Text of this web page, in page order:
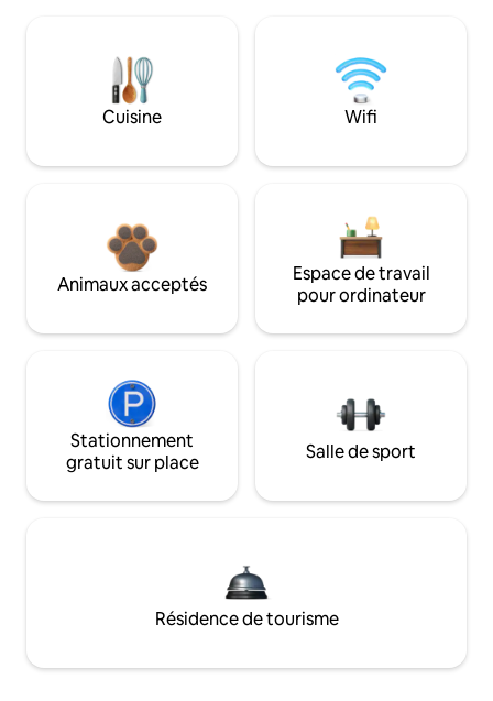
Cuisine Wifi
Animaux acceptés
Espace de travail
pour ordinateur
Stationnement
gratuit sur place
Salle de sport
Résidence de tourisme